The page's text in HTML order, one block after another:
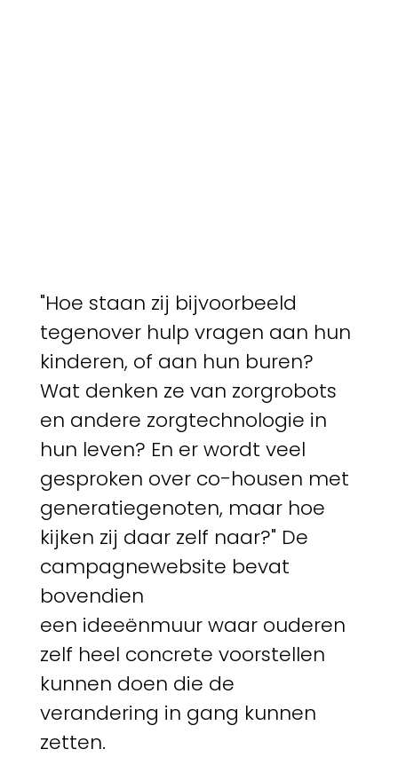
"Hoe staan zij bijvoorbeeld
tegenover hulp vragen aan hun
kinderen, of aan hun buren?
Wat denken ze van zorgrobots
en andere zorgtechnologie in
hun leven? En er wordt veel
gesproken over co-housen met
generatiegenoten, maar hoe
kijken zij daar zelf naar?" De
campagnewebsite bevat
bovendien
een ideeënmuur waar ouderen
zelf heel concrete voorstellen
kunnen doen die de
verandering in gang kunnen
zetten.